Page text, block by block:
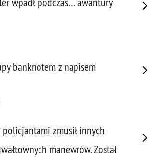
wpadł podczas… awantury
banknotem z napisem
zmusił innych
manewrów. Został